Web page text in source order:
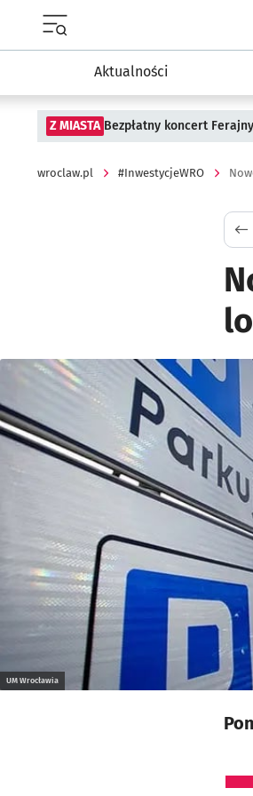
Aktualności
Z MIASTA Bezpłatny koncert
wroclaw.pl #InwestycjeWRO
Kliknij, aby powiększyć
UM Wrocławia